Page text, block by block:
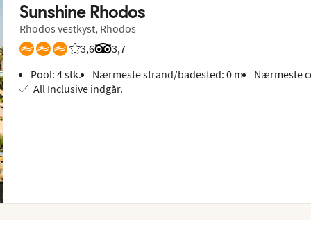
Sunshine Rhodos
Rhodos vestkyst, Rhodos
3,6
Bedømmelse fra Spies gæster: 3.6/5
3,7
Bedømmelse fra Tripadvisor: 3.7 of 5
Pool: 4 stk.
Nærmeste strand/badested: 0 m
Nærmeste
All Inclusive indgår.